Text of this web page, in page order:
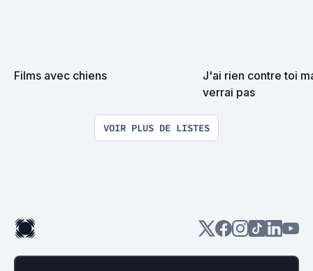
Films avec chiens
J'ai rien contre toi
verrai pas
VOIR PLUS DE LISTES